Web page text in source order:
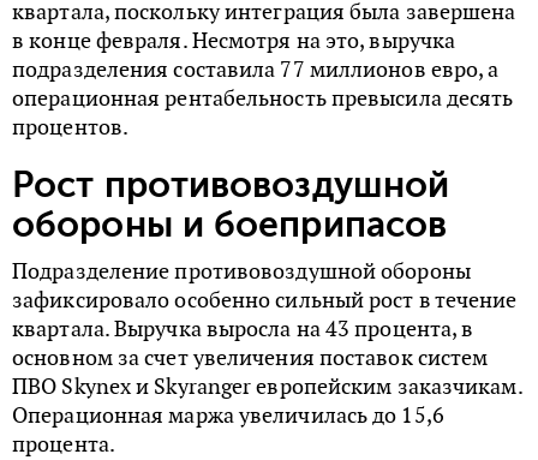
квартала, поскольку интеграция была завершена
в конце февраля. Несмотря на это, выручка
подразделения составила 77 миллионов евро, а
операционная рентабельность превысила десять
процентов.
Рост противовоздушной
обороны и боеприпасов
Подразделение противовоздушной обороны
зафиксировало особенно сильный рост в течение
квартала. Выручка выросла на 43 процента, в
основном за счет увеличения поставок систем
ПВО Skynex и Skyranger европейским заказчикам.
Операционная маржа увеличилась до 15,6
процента.